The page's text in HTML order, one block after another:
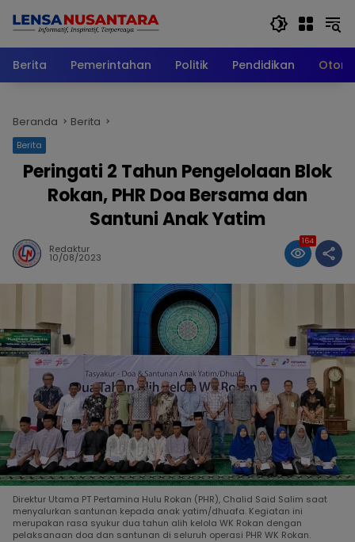
Berita
Pemerintahan Politik Pendidikan
Beranda Berita
Berita
Peringati 2 Tahun Pengelolaan Blok
Rokan, PHR Doa Bersama dan
Santuni Anak Yatim
Redaktur
10/08/2023
164
Direktur Utama PT Pertamina Hulu Rokan (PHR), Chalid Said Salim saat
menyalurkan santunan kepada anak yatim/dhuafa. Kegiatan ini
merupakan rasa syukur dua tahun alih kelola WK Rokan dengan
pelaksanaan doa dan santunan di seluruh operasi PHR WK Rokan.